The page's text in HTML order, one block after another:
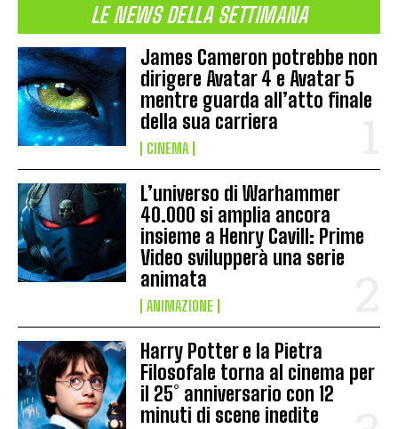
LE NEWS DELLA SETTIMANA
James Cameron potrebbe non
dirigere Avatar 4 e Avatar 5
mentre guarda all’atto finale
della sua carriera
CINEMA
L’universo di Warhammer
40.000 si amplia ancora
insieme a Henry Cavill: Prime
Video svilupperà una serie
animata
ANIMAZIONE
Harry Potter e la Pietra
Filosofale torna al cinema per
il 25° anniversario con 12
minuti di scene inedite